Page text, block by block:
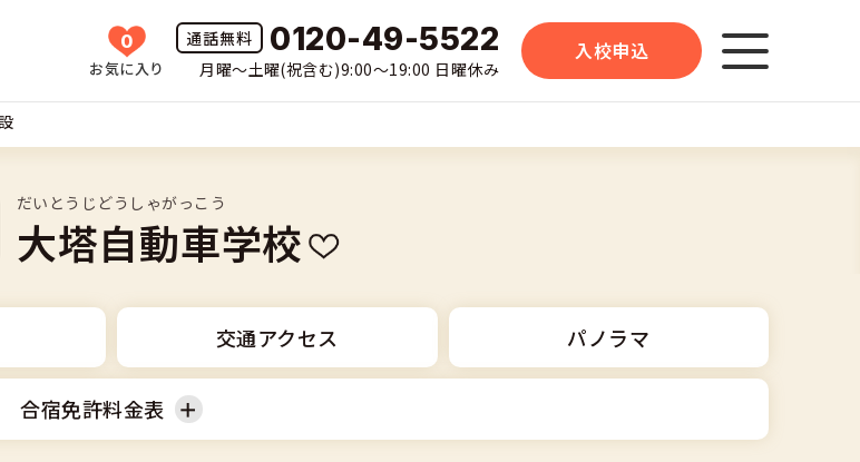
0
お気に入り
0120-49-5522
月曜〜土曜(祝含む)9:00〜19:00 日曜休み
入校申込
選ぶ
許
だいとうじどうしゃがっこう
大塔自動車学校
交通アクセス パノラマ
合宿免許料金表